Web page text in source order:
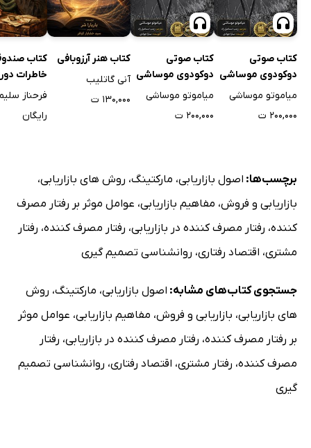
کتاب صوتی
دوکودوی موساشی
میاموتو موساشی
۲۰۰,۰۰۰ ت
کتاب صوتی
دوکودوی موساشی
میاموتو موساشی
۲۰۰,۰۰۰ ت
کتاب هنر آرزوبافی
آنی گاتلیب
۱۳۰,۰۰۰ ت
کتاب
خاطرات
رایگان
برچسب‌ها: اصول بازاریابی، مارکتینگ، روش های بازاریابی،
بازاریابی و فروش، مفاهیم بازاریابی، عوامل موثر بر رفتار مصرف
کننده، رفتار مصرف کننده در بازاریابی، رفتار مصرف کننده، رفتار
مشتری، اقتصاد رفتاری، روانشناسی تصمیم گیری
جستجوی کتاب‌های مشابه: اصول بازاریابی، مارکتینگ، روش
های بازاریابی، بازاریابی و فروش، مفاهیم بازاریابی، عوامل موثر
بر رفتار مصرف کننده، رفتار مصرف کننده در بازاریابی، رفتار
مصرف کننده، رفتار مشتری، اقتصاد رفتاری، روانشناسی تصمیم
گیری